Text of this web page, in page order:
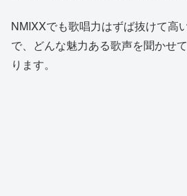
NMIXXでも歌唱力はずば抜けて高
で、どんな魅力ある歌声を聞かせ
ります。